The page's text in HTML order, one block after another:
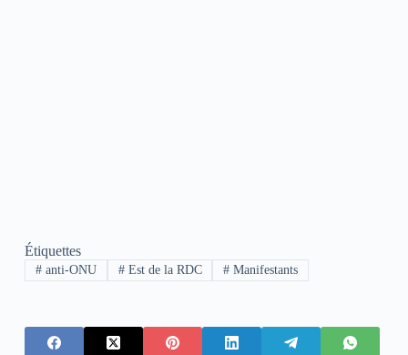
Étiquettes
#anti-ONU #Est de la RDC # Manifestants